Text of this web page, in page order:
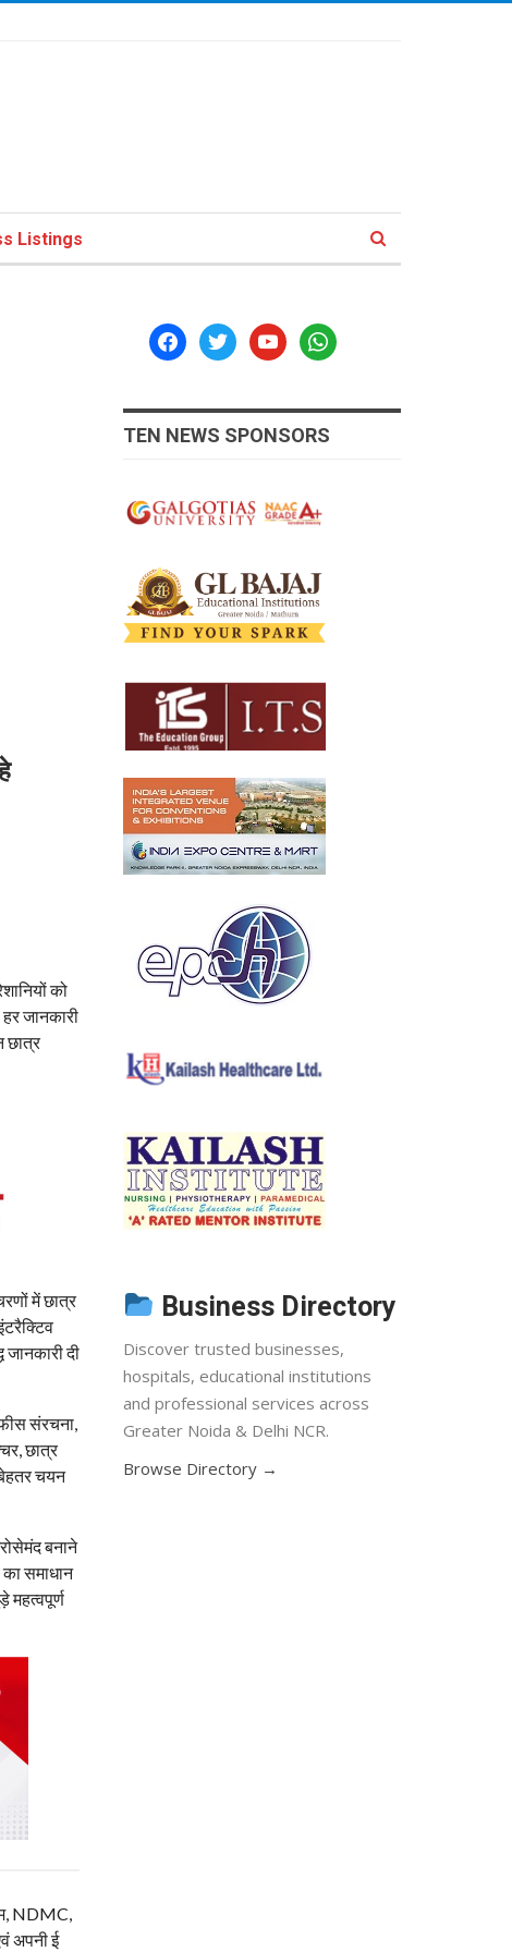
Listings
को
जानकारी
छात्र
में छात्र
दी
संरचना,
छात्र
चयन
बनाने
समाधान
महत्वपूर्ण
NDMC,
अपनी ई
facebooktwitteryoutubewhatsapp
TEN NEWS SPONSORS
Business Directory
Discover trusted businesses,
hospitals, educational institutions
and professional services across
Greater Noida & Delhi NCR.
Browse Directory →